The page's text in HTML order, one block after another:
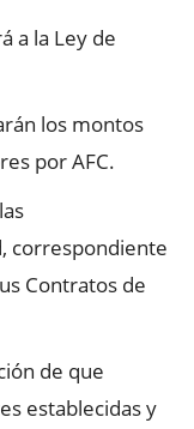
a la Ley de
los montos
por AFC.
correspondiente
Contratos de
de que
establecidas y